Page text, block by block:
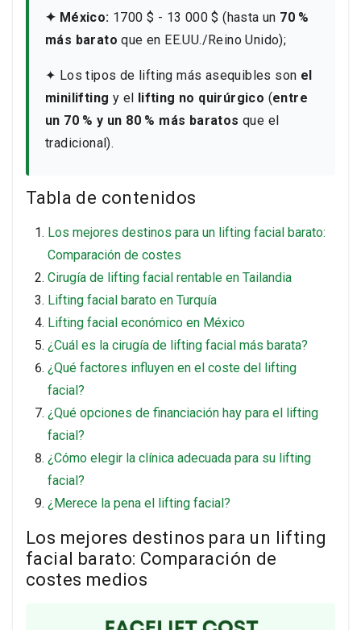
✦ México: 1700 $ - 13 000 $ (hasta un 70 %
más barato que en EE.UU./Reino Unido);
✦ Los tipos de lifting más asequibles son el
minilifting y el lifting no quirúrgico (entre
un 70 % y un 80 % más baratos que el
tradicional).
Tabla de contenidos
Los mejores destinos para un lifting facial barato:
Comparación de costes
Cirugía de lifting facial rentable en Tailandia
Lifting facial barato en Turquía
Lifting facial económico en México
¿Cuál es la cirugía de lifting facial más barata?
¿Qué factores influyen en el coste del lifting
facial?
¿Qué opciones de financiación hay para el lifting
facial?
¿Cómo elegir la clínica adecuada para su lifting
facial?
¿Merece la pena el lifting facial?
Los mejores destinos para un lifting
facial barato: Comparación de
costes medios